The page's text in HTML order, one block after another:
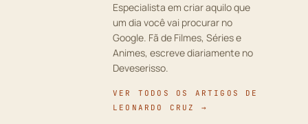
Especialista em criar aquilo que
um dia você vai procurar no
Google. Fã de Filmes, Séries e
Animes, escreve diariamente no
Deveserisso.
VER TODOS OS ARTIGOS DE
LEONARDO CRUZ →